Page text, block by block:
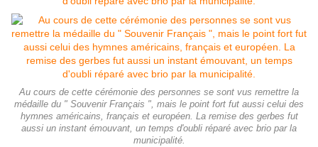
Au cours de cette cérémonie des personnes se sont vus remettre la
médaille du " Souvenir Français ", mais le point fort fut aussi celui des
hymnes américains, français et européen. La remise des gerbes fut
aussi un instant émouvant, un temps d'oubli réparé avec brio par la
municipalité.